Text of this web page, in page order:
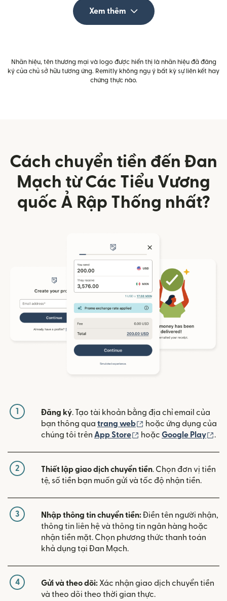
Xem thêm
Nhãn hiệu, tên thương mại và logo được hiển thị là nhãn hiệu đã đăng
ký của chủ sở hữu tương ứng. Remitly không ngụ ý bất kỳ sự liên kết hay
chứng thực nào.
Cách chuyển tiền đến Đan
Mạch từ Các Tiểu Vương
quốc Ả Rập Thống nhất?
1 Đăng ký. Tạo tài khoản bằng địa chỉ email của
bạn thông qua trang web (mở trong cửa sổ mới)
hoặc ứng dụng của
chúng tôi trên App Store (mở trong cửa sổ mới)
hoặc Google Play .
2 Thiết lập giao dịch chuyển tiền. Chọn đơn vị tiền
tệ, số tiền bạn muốn gửi và tốc độ nhận tiền.
3 Nhập thông tin chuyển tiền:Điền tên người nhận,
thông tin liên hệ và thông tin ngân hàng hoặc
nhận tiền mặt. Chọn phương thức thanh toán
khả dụng tại Đan Mạch.
4 Gửi và theo dõi: Xác nhận giao dịch chuyển tiền
và theo dõi theo thời gian thực.